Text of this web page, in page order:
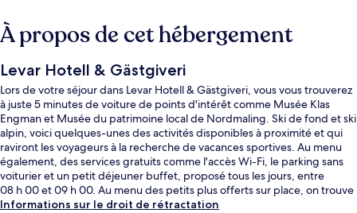
À propos de cet hébergement
Levar Hotell & Gästgiveri
Lors de votre séjour dans Levar Hotell & Gästgiveri, vous vous trouverez
à juste 5 minutes de voiture de points d'intérêt comme Musée Klas
Engman et Musée du patrimoine local de Nordmaling. Ski de fond et ski
alpin, voici quelques-unes des activités disponibles à proximité et qui
raviront les voyageurs à la recherche de vacances sportives. Au menu
également, des services gratuits comme l'accès Wi-Fi, le parking sans
voiturier et un petit déjeuner buffet, proposé tous les jours, entre
08 h 00 et 09 h 00. Au menu des petits plus offerts sur place, on trouve
une terrasse et un jardin. Sympa non ?
Informations sur le droit de rétractation